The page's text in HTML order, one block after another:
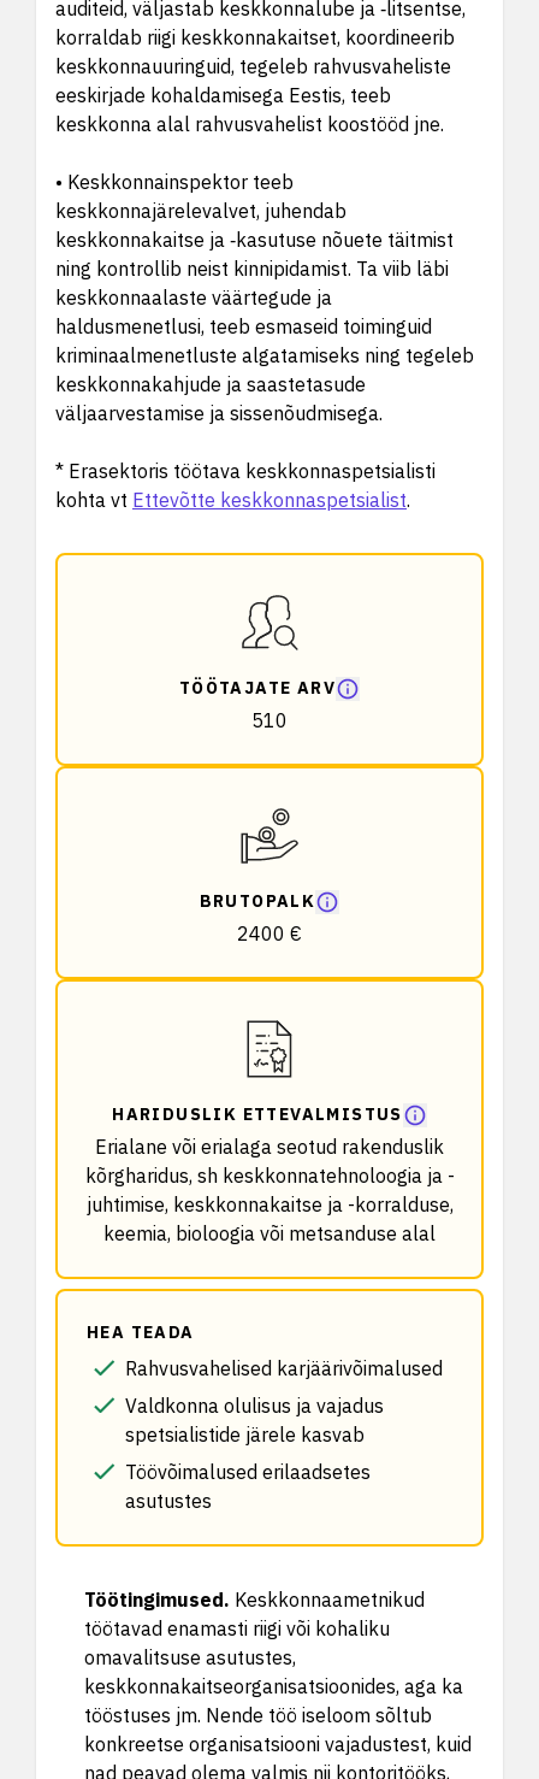
auditeid, väljastab keskkonnalube ja ‑litsentse,
korraldab riigi keskkonnakaitset, koordineerib
keskkonnauuringuid, tegeleb rahvusvaheliste
eeskirjade kohaldamisega Eestis, teeb
keskkonna alal rahvusvahelist koostööd jne.
• Keskkonnainspektor teeb
keskkonnajärelevalvet, juhendab
keskkonnakaitse ja ‑kasutuse nõuete täitmist
ning kontrollib neist kinnipidamist. Ta viib läbi
keskkonnaalaste väärtegude ja
haldusmenetlusi, teeb esmaseid toiminguid
kriminaalmenetluste algatamiseks ning tegeleb
keskkonnakahjude ja saastetasude
väljaarvestamise ja sissenõudmisega.
* Erasektoris töötava keskkonnaspetsialisti
kohta vt Ettevõtte keskkonnaspetsialist.
TÖÖTAJATE ARV
510
BRUTOPALK
2400 €
HARIDUSLIK ETTEVALMISTUS
Erialane või erialaga seotud rakenduslik
kõrgharidus, sh keskkonnatehnoloogia ja -
juhtimise, keskkonnakaitse ja -korralduse,
keemia, bioloogia või metsanduse alal
HEA TEADA
Rahvusvahelised karjäärivõimalused
Valdkonna olulisus ja vajadus
spetsialistide järele kasvab
Töövõimalused erilaadsetes
asutustes
Töötingimused. Keskkonnaametnikud
töötavad enamasti riigi või kohaliku
omavalitsuse asutustes,
keskkonnakaitseorganisatsioonides, aga ka
tööstuses jm. Nende töö iseloom sõltub
konkreetse organisatsiooni vajadustest, kuid
nad peavad olema valmis nii kontoritööks,